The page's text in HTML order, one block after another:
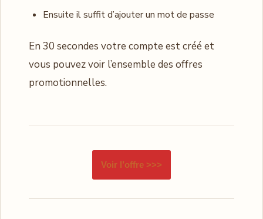
Ensuite il suffit d’ajouter un mot de passe
En 30 secondes votre compte est créé et
vous pouvez voir l’ensemble des offres
promotionnelles.
Voir l’offre >>>